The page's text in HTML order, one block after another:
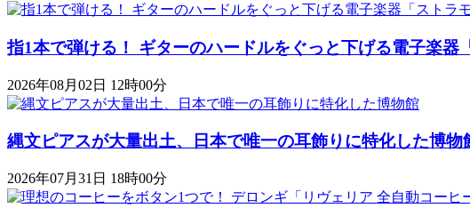
指1本で弾ける！ ギターのハードルをぐっと下げる電子楽器
2026年08月02日 12時00分
縄文ピアスが大量出土、日本で唯一の耳飾りに特化した博物
2026年07月31日 18時00分